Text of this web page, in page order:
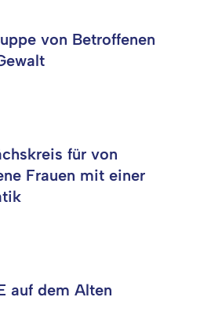
von Betroffenen
für von
Frauen mit einer
auf dem Alten